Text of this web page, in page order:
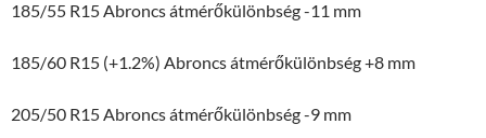
185/55 R15 Abroncs átmérőkülönbség -11 mm
185/60 R15 (+1.2%) Abroncs átmérőkülönbség +8 mm
205/50 R15 Abroncs átmérőkülönbség -9 mm